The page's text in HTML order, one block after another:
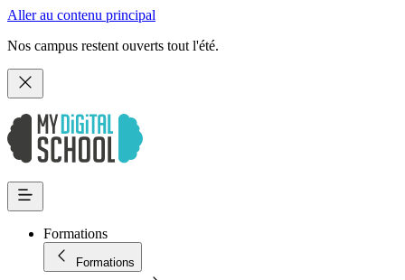
Aller au contenu principal
Nos campus restent ouverts tout l'été.
Formations
Formations